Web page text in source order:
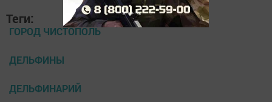
Теги:
ГОРОД ЧИСТОПОЛЬ
ДЕЛЬФИНЫ
ДЕЛЬФИНАРИЙ